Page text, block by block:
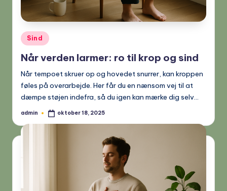
Posted
in
Sind
Når verden larmer: ro til krop og sind
Når tempoet skruer op og hovedet snurrer, kan kroppen
føles på overarbejde. Her får du en nænsom vej til at
dæmpe støjen indefra, så du igen kan mærke dig selv…
Posted
admin oktober 18, 2025